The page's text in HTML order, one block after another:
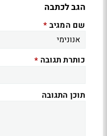
הגב לכתבה
שם המגיב *
כותרת תגובה *
תוכן התגובה